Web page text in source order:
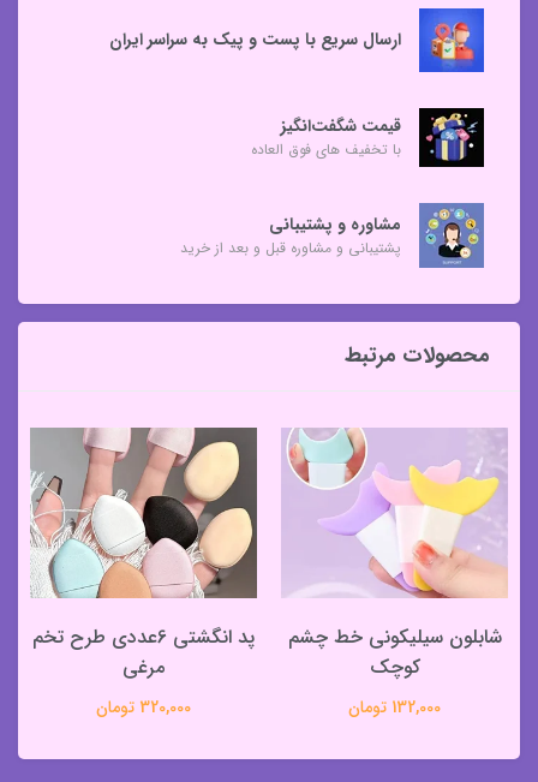
ارسال سریع با پست و پیک به سراسر ایران
قیمت شگفت‌انگیز
با تخفیف های فوق العاده
مشاوره و پشتیبانی
پشتیبانی و مشاوره قبل و بعد از خرید
محصولات مرتبط
شابلون سیلیکونی خط چشم
کوچک
132,000 تومان
پد انگشتی 6عددی طرح تخم
مرغی
320,000 تومان